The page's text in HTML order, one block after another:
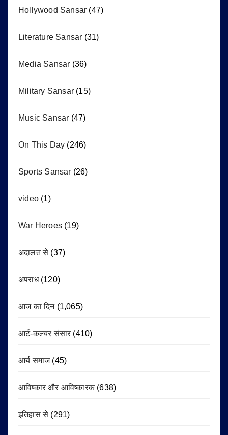
Hollywood Sansar (47)
Literature Sansar (31)
Media Sansar (36)
Military Sansar (15)
Music Sansar (47)
On This Day (246)
Sports Sansar (26)
video (1)
War Heroes (19)
अदालत से (37)
अपराध(120)
आज का दिन(1,065)
आर्ट-कल्चर संसार (410)
आर्य समाज(45)
आविष्कार और आविष्कारक(638)
इतिहास से (291)